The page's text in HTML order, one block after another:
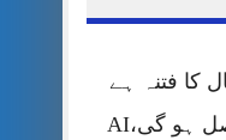
کا فتنہ ہے
جس پر ہمیں فتح حاصل ہو گی،AI